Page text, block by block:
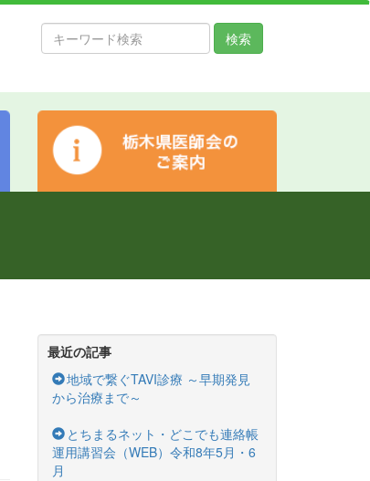
検索
最近の記事
地域で繋ぐTAVI診療 ～早期発見
から治療まで～
とちまるネット・どこでも連絡帳
運用講習会（WEB）令和8年5月・6
月